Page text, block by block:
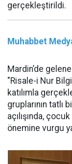
gerçekleştirildi.
Muhabbet
Mardin’de
"Risale-i Nur
katılımla
gruplarının tatlı
açılışında,
önemine vurgu